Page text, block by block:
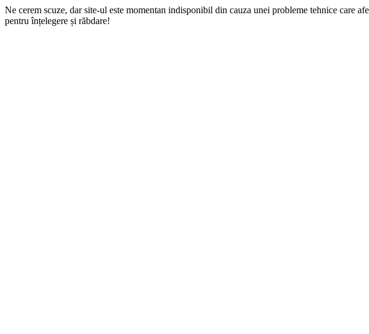
Ne cerem scuze, dar site-ul este momentan indisponibil din cauza unei probleme tehnice care
pentru înțelegere și răbdare!